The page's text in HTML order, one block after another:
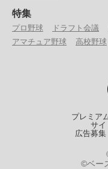
特集
プロ野球 ドラフト会議
アマチュア野球
高校野球
プレミア
サイ
広告募集
©ベー